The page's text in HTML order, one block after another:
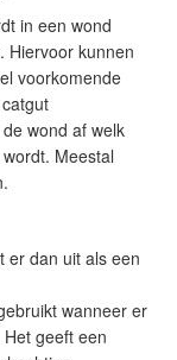
in een wond
Hiervoor kunnen
voorkomende
wond af welk
Meestal
er dan uit als een
wanneer er
geeft een